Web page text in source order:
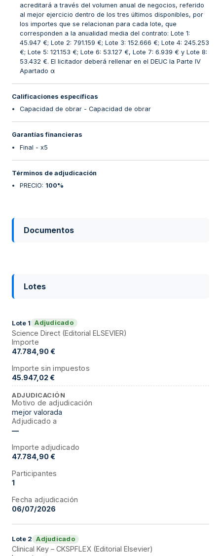
acreditará a través del volumen anual de negocios, referido
al mejor ejercicio dentro de los tres últimos disponibles, por
los importes que se relacionan para cada lote, que
corresponden a la anualidad media del contrato: Lote 1:
45.947 €; Lote 2: 791.159 €; Lote 3: 152.666 €; Lote 4: 245.253
€; Lote 5: 121.153 €; Lote 6: 53.127 €, Lote 7: 6.939 € y Lote 8:
53.432 €. El licitador deberá rellenar en el DEUC la Parte IV
Apartado α
Calificaciones específicas
Capacidad de obrar - Capacidad de obrar
Garantías financieras
Final - x5
Términos de adjudicación
PRECIO: 100%
Documentos
Lotes
Lote 1 Adjudicado
Science Direct (Editorial ELSEVIER)
Importe
47.784,90 €
Importe sin impuestos
45.947,02 €
ADJUDICACIÓN
Motivo de adjudicación
mejor valorada
Adjudicado a
—
Importe adjudicado
47.784,90 €
Participantes
1
Fecha adjudicación
06/07/2026
Lote 2 Adjudicado
Clinical Key – CKSPFLEX (Editorial Elsevier)